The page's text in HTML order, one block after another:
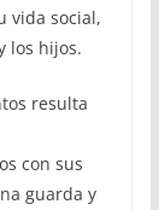
vida social,
los hijos.
resulta
con sus
guarda y